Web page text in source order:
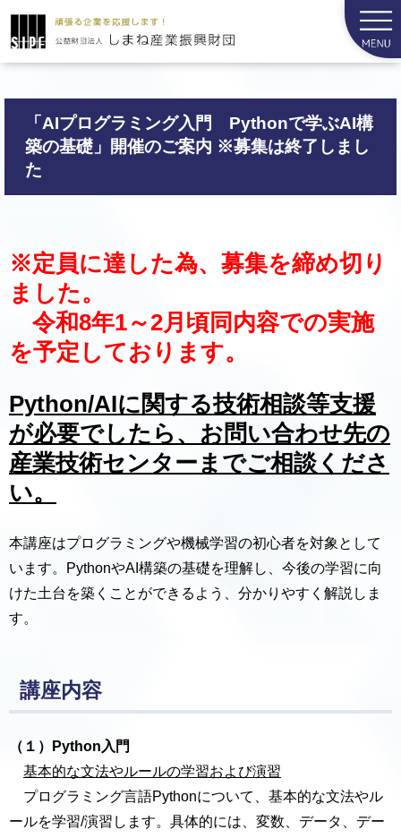
「AIプログラミング入門 Pythonで学ぶAI構
築の基礎」開催のご案内 ※募集は終了しまし
た
※定員に達した為、募集を締め切り
ました。
令和8年1～2月頃同内容での実施
を予定しております。
Python/AIに関する技術相談等支援
が必要でしたら、お問い合わせ先の
産業技術センターまでご相談くださ
い。
本講座はプログラミングや機械学習の初心者を対象として
います。PythonやAI構築の基礎を理解し、今後の学習に向
けた土台を築くことができるよう、分かりやすく解説しま
す。
講座内容
（１）Python入門
基本的な文法やルールの学習および演習
プログラミング言語Pythonについて、基本的な文法やル
ールを学習/演習します。具体的には、変数、データ、デー